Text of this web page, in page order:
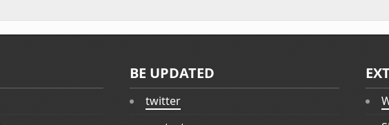
BE UPDATED
twitter